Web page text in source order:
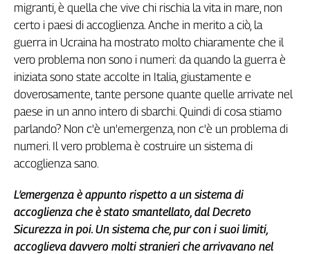
Lazio
Liguria
Lombardia
Marche
Piemonte
Puglia
Sardegna
Sicilia
Trentino
Umbria
Valle
D'Aosta
Veneto
migranti, è quella che vive chi rischia la vita in mare, non
certo i paesi di accoglienza. Anche in merito a ciò, la
guerra in Ucraina ha mostrato molto chiaramente che il
vero problema non sono i numeri: da quando la guerra è
iniziata sono state accolte in Italia, giustamente e
doverosamente, tante persone quante quelle arrivate nel
paese in un anno intero di sbarchi. Quindi di cosa stiamo
parlando? Non c'è un'emergenza, non c'è un problema di
numeri. Il vero problema è costruire un sistema di
accoglienza sano.
L’emergenza è appunto rispetto a un sistema di
accoglienza che è stato smantellato, dal Decreto
Sicurezza in poi. Un sistema che, pur con i suoi limiti,
accoglieva davvero molti stranieri che arrivavano nel